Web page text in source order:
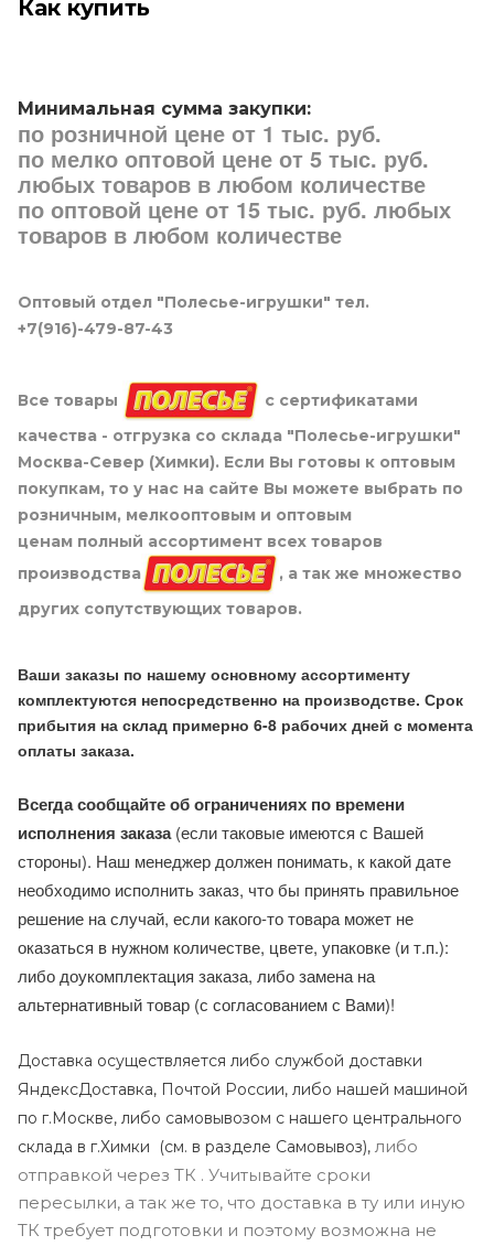
Как купить
Минимальная сумма закупки:
по розничной цене от 1 тыс. руб.
по мелко оптовой цене от 5 тыс. руб.
любых товаров в любом количестве
по оптовой цене от 15 тыс. руб. любых
товаров в любом количестве
Оптовый отдел "Полесье-игрушки" тел.
+7(916)-479-87-43
Все товары
с сертификатами
качества - отгрузка со склада "Полесье-игрушки"
Москва-Север (Химки). Если Вы готовы к оптовым
покупкам, то у нас на сайте Вы можете выбрать по
розничным, мелкооптовым и оптовым
ценам полный ассортимент всех товаров
производства
, а так же множество
других сопутствующих товаров.
Ваши заказы по нашему основному ассортименту
комплектуются непосредственно на производстве. Срок
прибытия на склад примерно 6-8 рабочих дней с момента
оплаты заказа.
Всегда сообщайте об ограничениях по времени
исполнения заказа(если таковые имеются с Вашей
стороны). Наш менеджер должен понимать, к какой дате
необходимо исполнить заказ, что бы принять правильное
решение на случай, если какого-то товара может не
оказаться в нужном количестве, цвете, упаковке (и т.п.):
либо доукомплектация заказа, либо замена на
альтернативный товар (с согласованием с Вами)!
Доставка осуществляется либо службой доставки
ЯндексДоставка, Почтой России, либо нашей машиной
по г.Москве, либо самовывозом с нашего центрального
склада в г.Химки (см. в разделе Самовывоз), либо
отправкой через ТК . Учитывайте сроки
пересылки, а так же то, что доставка в ту или иную
ТК требует подготовки и поэтому возможна не